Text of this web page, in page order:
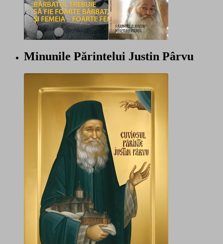
Minunile Părintelui Justin Pârvu